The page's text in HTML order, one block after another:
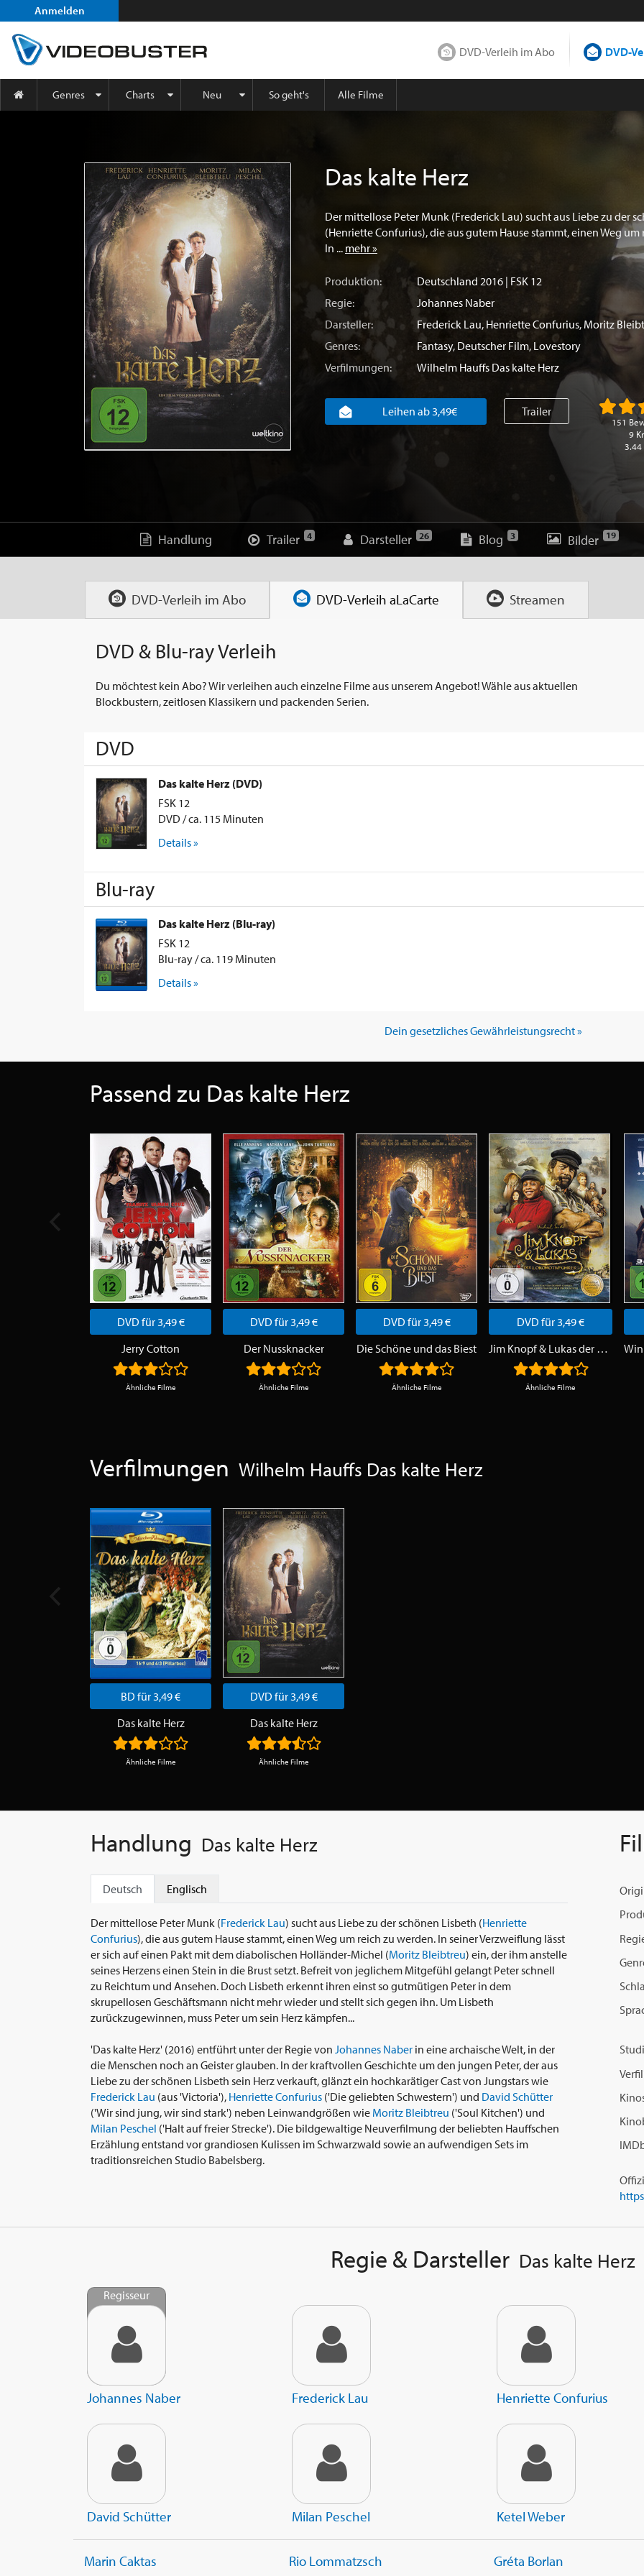
Anmelden
DVD-Verleih im Abo DVD-
Genres Charts Neu So geht's Alle Filme
Das kalte Herz
Der mittellose Peter Munk (Frederick Lau) sucht aus Liebe zu der
(Henriette Confurius), die aus gutem Hause stammt, einen Weg
In ... mehr »
Produktion: Deutschland 2016 | FSK 12
Regie:
Johannes Naber
Darsteller:
Frederick Lau, Henriette Confurius, Moritz
Genres:
Fantasy, Deutscher Film, Lovestory
Verfilmungen:
Wilhelm Hauffs Das kalte Herz
Leihen ab 3,49€ Trailer
151
9
3.44
Handlung Trailer 4 Darsteller 26 Blog 3 Bilder 19
DVD-Verleih im Abo DVD-Verleih aLaCarte Streamen
DVD & Blu-ray Verleih
Du möchtest kein Abo? Wir verleihen auch einzelne Filme aus unserem Angebot! Wähle aus aktuellen
Blockbustern, zeitlosen Klassikern und packenden Serien.
DVD
Das kalte Herz (DVD)
FSK 12
DVD / ca. 115 Minuten
Details »
Blu-ray
Das kalte Herz (Blu-ray)
FSK 12
Blu-ray / ca. 119 Minuten
Details »
Dein gesetzliches Gewährleistungsrecht »
Passend zu Das kalte Herz
DVD für 3,49 €
Jerry Cotton
Ähnliche Filme
DVD für 3,49 €
Der Nussknacker
Ähnliche Filme
DVD für 3,49 €
Die Schöne und das Biest
Ähnliche Filme
DVD für 3,49 €
Jim Knopf & Lukas der Lokomotivführer
Ähnliche Filme
Verfilmungen Wilhelm Hauffs Das kalte Herz
BD für 3,49 €
Das kalte Herz
Ähnliche Filme
DVD für 3,49 €
Das kalte Herz
Ähnliche Filme
Handlung Das kalte Herz
Deutsch Englisch
Der mittellose Peter Munk (Frederick Lau) sucht aus Liebe zu der schönen Lisbeth (Henriette
Confurius), die aus gutem Hause stammt, einen Weg um reich zu werden. In seiner Verzweiflung lässt
er sich auf einen Pakt mit dem diabolischen Holländer-Michel (Moritz Bleibtreu) ein, der ihm anstelle
seines Herzens einen Stein in die Brust setzt. Befreit von jeglichem Mitgefühl gelangt Peter schnell
zu Reichtum und Ansehen. Doch Lisbeth erkennt ihren einst so gutmütigen Peter in dem
skrupellosen Geschäftsmann nicht mehr wieder und stellt sich gegen ihn. Um Lisbeth
zurückzugewinnen, muss Peter um sein Herz kämpfen...
'Das kalte Herz' (2016) entführt unter der Regie von Johannes Naber in eine archaische Welt, in der
die Menschen noch an Geister glauben. In der kraftvollen Geschichte um den jungen Peter, der aus
Liebe zu der schönen Lisbeth sein Herz verkauft, glänzt ein hochkarätiger Cast von Jungstars wie
Frederick Lau (aus 'Victoria'), Henriette Confurius ('Die geliebten Schwestern') und David Schütter
('Wir sind jung, wir sind stark') neben Leinwandgrößen wie Moritz Bleibtreu ('Soul Kitchen') und
Milan Peschel ('Halt auf freier Strecke'). Die bildgewaltige Neuverfilmung der beliebten Hauffschen
Erzählung entstand vor grandiosen Kulissen im Schwarzwald sowie an aufwendigen Sets im
traditionsreichen Studio Babelsberg.
Regie & Darsteller Das kalte Herz
Regisseur
Johannes Naber Frederick Lau Henriette Confurius
David Schütter Milan Peschel Ketel Weber
Marin Caktas Rio Lommatzsch Gréta Borlan